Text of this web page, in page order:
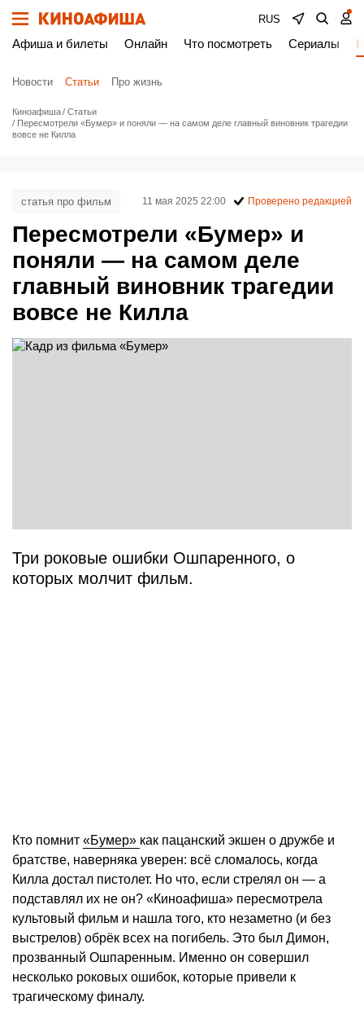
RUS
Афиша и билеты Онлайн Что посмотреть Сериалы
Новости Статьи Про жизнь
Киноафиша
Статьи
Пересмотрели «Бумер» и поняли — на самом деле главный виновник трагедии
вовсе не Килла
Пересмотрели «Бумер» и
поняли — на самом деле
главный виновник трагедии
вовсе не Килла
статья про фильм 11 мая 2025 22:00 Проверено редакцией
Три роковые ошибки Ошпаренного, о
которых молчит фильм.
Кто помнит «Бумер» как пацанский экшен о дружбе и
братстве, наверняка уверен: всё сломалось, когда
Килла достал пистолет. Но что, если стрелял он — а
подставлял их не он? «Киноафиша» пересмотрела
культовый фильм и нашла того, кто незаметно (и без
выстрелов) обрёк всех на погибель. Это был Димон,
прозванный Ошпаренным. Именно он совершил
несколько роковых ошибок, которые привели к
трагическому финалу.